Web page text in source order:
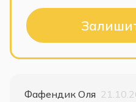
Фафендик Оля